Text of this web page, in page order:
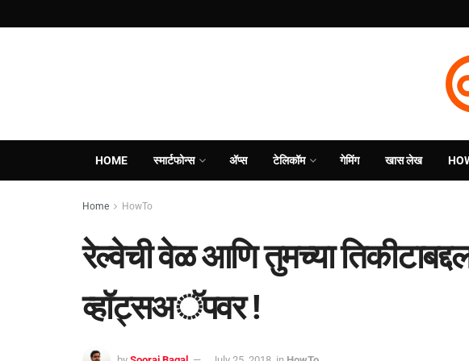
HOME स्मार्टफोन्स ॲप्स टेलिकॉम गेमिंग खास लेख
Home HowTo
रेल्वेची वेळ आणि तुमच्या
व्हॉट्सअॅपवर !